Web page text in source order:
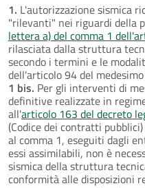
1. L'autorizzazione sismica
"rilevanti" nei riguardi della
lettera a) del comma 1
rilasciata dalla struttura
secondo i termini e le
dell'articolo 94 del medesimo
1 bis. Per gli interventi di
definitive realizzate in
all'articolo 163 del decreto
(Codice dei contratti
al comma 1, eseguiti dagli
essi assimilabili, non è
sismica della struttura
conformità alle disposizioni